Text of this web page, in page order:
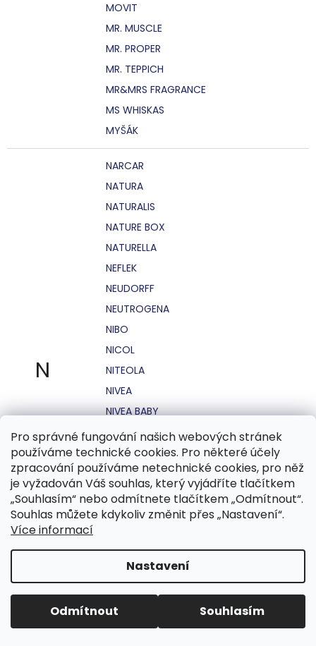
Pro správné fungování našich webových stránek
používáme technické cookies. Pro některé účely
zpracování používáme netechnické cookies, pro něž
je vyžadován Váš souhlas, který vyjádříte tlačítkem
„Souhlasím“ nebo odmítnete tlačítkem „Odmítnout“.
Souhlas můžete kdykoliv změnit přes „Nastavení“.
Více informací
Nastavení
Odmítnout Souhlasím
MOVIT
MR. MUSCLE
MR. PROPER
MR. TEPPICH
MR&MRS FRAGRANCE
MS WHISKAS
MYŠÁK
N
NARCAR
NATURA
NATURALIS
NATURE BOX
NATURELLA
NEFLEK
NEUDORFF
NEUTROGENA
NIBO
NICOL
NITEOLA
NIVEA
NIVEA BABY
NIVEA MEN
NIVEA SUN
NO STRESS
NOHEL GARDEN
NORDICS
NUK
O.B.
OASIS